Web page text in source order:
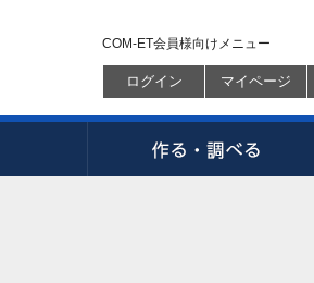
COM-ET会員様向けメニュー
ログイン マイページ